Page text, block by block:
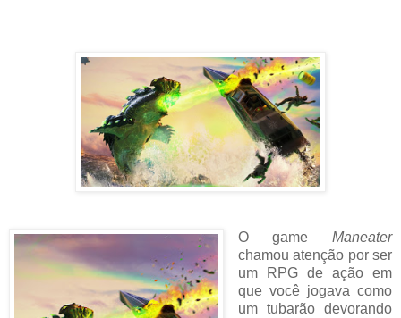
O game Maneater
chamou atenção por ser
um RPG de ação em
que você jogava como
um tubarão devorando